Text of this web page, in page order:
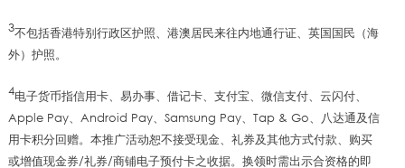
3不包括香港特别行政区护照、港澳居民来往内地通行证、英国国民（海
外）护照。
4电子货币指信用卡、易办事、借记卡、支付宝、微信支付、云闪付、
Apple Pay、 Android Pay、 Samsung Pay、 Tap & Go、八达通及信
用卡积分回赠。本推广活动恕不接受现金、礼券及其他方式付款、购买
或增值现金券/礼券/商铺电子预付卡之收据。换领时需出示合资格的即